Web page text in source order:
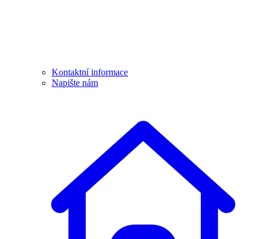
Kontaktní informace
Napište nám